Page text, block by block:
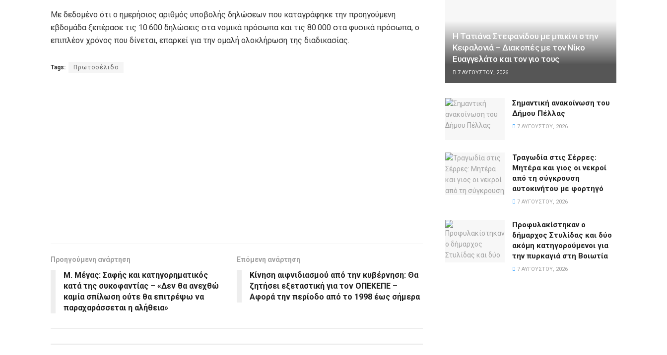
Με δεδομένο ότι ο ημερήσιος αριθμός υποβολής δηλώσεων που καταγράφηκε την προηγούμενη
εβδομάδα ξεπέρασε τις 10.600 δηλώσεις στα νομικά πρόσωπα και τις 80.000 στα φυσικά πρόσωπα, ο
επιπλέον χρόνος που δίνεται, επαρκεί για την ομαλή ολοκλήρωση της διαδικασίας.
Tags: Πρωτοσέλιδο
Προηγούμενη ανάρτηση
Μ. Μέγας: Σαφής και κατηγορηματικός
κατά της συκοφαντίας – «Δεν θα ανεχθώ
καμία σπίλωση ούτε θα επιτρέψω να
παραχαράσσεται η αλήθεια»
Επόμενη ανάρτηση
Κίνηση αιφνιδιασμού από την κυβέρνηση: Θα
ζητήσει εξεταστική για τον ΟΠΕΚΕΠΕ –
Αφορά την περίοδο από το 1998 έως σήμερα
Η Τατιάνα Στεφανίδου με μπικίνι στην
Κεφαλονιά – Διακοπές με τον Νίκο
Ευαγγελάτο και τον γιο τους
7 ΑΥΓΟΎΣΤΟΥ, 2026
Σημαντική ανακοίνωση του
Δήμου Πέλλας
7 ΑΥΓΟΎΣΤΟΥ, 2026
Τραγωδία στις Σέρρες:
Μητέρα και γιος οι νεκροί
από τη σύγκρουση
αυτοκινήτου με φορτηγό
7 ΑΥΓΟΎΣΤΟΥ, 2026
Προφυλακίστηκαν ο
δήμαρχος Στυλίδας και δύο
ακόμη κατηγορούμενοι για
την πυρκαγιά στη Βοιωτία
7 ΑΥΓΟΎΣΤΟΥ, 2026